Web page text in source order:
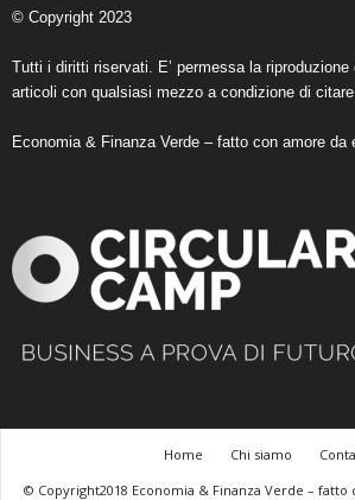
© Copyright 2023
Tutti i diritti riservati. E’ permessa la riproduzione
articoli con qualsiasi mezzo a condizione di citare
Economia & Finanza Verde – fatto con amore da
Home Chi siamo
© Copyright2018 Economia & Finanza Verde – fatto